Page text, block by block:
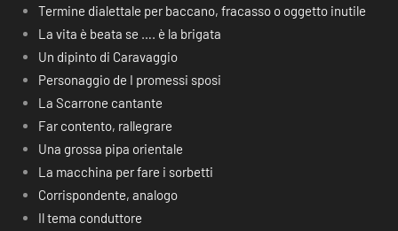
Termine dialettale per baccano, fracasso o oggetto inutile
La vita è beata se …. è la brigata
Un dipinto di Caravaggio
Personaggio de I promessi sposi
La Scarrone cantante
Far contento, rallegrare
Una grossa pipa orientale
La macchina per fare i sorbetti
Corrispondente, analogo
Il tema conduttore